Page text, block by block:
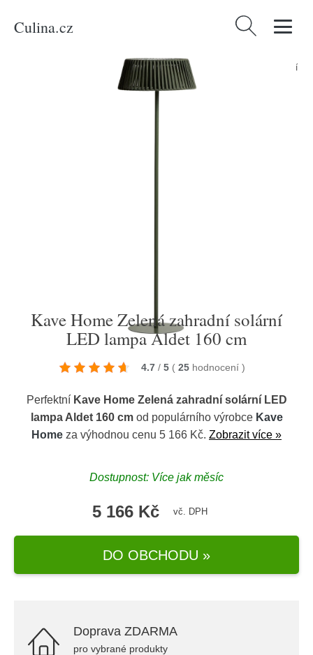
Culina.cz Vyhledávání
Dílna, stavba, zahrada/Kave Home Zelená zahradní
solární LED lampa Aldet 160 cm
Kave Home Zelená zahradní solární
LED lampa Aldet 160 cm
4.7 / 5 ( 25 hodnocení )
Perfektní Kave Home Zelená zahradní solární LED
lampa Aldet 160 cmod populárního výrobce Kave
Home za výhodnou cenu 5 166 Kč. Zobrazit více »
Dostupnost: Více jak měsíc
5 166 Kč vč. DPH
DO OBCHODU »
Doprava ZDARMA
pro vybrané produkty